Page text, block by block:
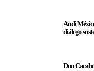
Audi
diálogo
Don